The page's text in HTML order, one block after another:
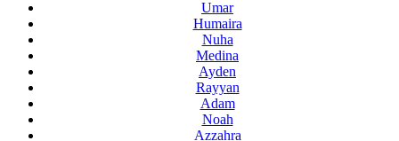
Umar
Humaira
Nuha
Medina
Ayden
Rayyan
Adam
Noah
Azzahra